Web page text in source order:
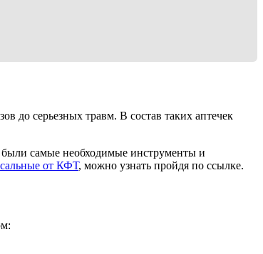
до серьезных травм. В состав таких аптечек
были самые необходимые инструменты и
от КФТ, можно узнать пройдя по ссылке.